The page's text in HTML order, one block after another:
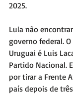
2025.
Lula não
governo federal.
Uruguai é Luis
Partido Nacional.
por tirar a Frente
país depois de